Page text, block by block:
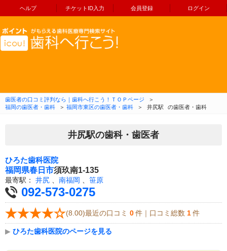
ヘルプ チケットID入力 会員登録 ログイン
コンテンツへ移動
歯医者の口コミ評判なら｜歯科へ行こう！ＴＯＰページ
＞
福岡の歯医者・歯科
＞ 福岡市東区の歯医者・歯科 ＞ 井尻駅 の歯医者・歯科
井尻駅の歯科・歯医者
ひろた歯科医院
福岡県春日市須玖南1-135
最寄駅： 井尻 南福岡 笹原
092-573-0275
(8.00)最近の口コミ 0 件｜口コミ総数 1 件
▶ ひろた歯科医院のページを見る